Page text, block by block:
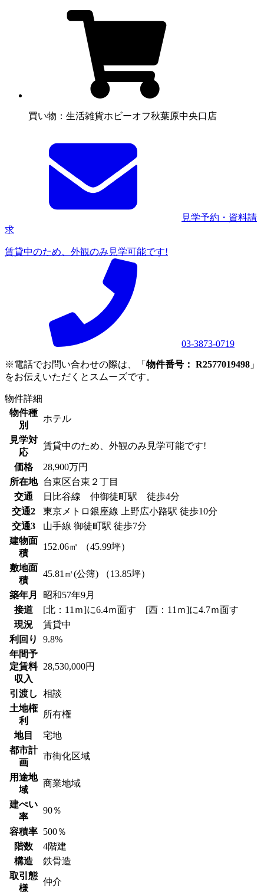
買い物：生活雑貨ホビーオフ秋葉原中央口店
見学予約・資料請
求
賃貸中のため、外観のみ見学可能です!
03-3873-0719
※電話でお問い合わせの際は、「 物件番号： R2577019498 」
をお伝えいただくとスムーズです。
物件詳細
物件種
別
ホテル
見学対
応
賃貸中のため、外観のみ見学可能です!
価格
28,900万円
所在地 台東区台東２丁目
交通
日比谷線 仲御徒町駅 徒歩4分
交通2
東京メトロ銀座線 上野広小路駅 徒歩10分
交通3
山手線 御徒町駅 徒歩7分
建物面
積
152.06㎡ （45.99坪）
敷地面
積
45.81㎡(公簿) （13.85坪）
築年月
昭和57年9月
接道
[北：11ｍ]に6.4ｍ面す [西：11ｍ]に4.7ｍ面す
現況
賃貸中
利回り
9.8%
年間予
定賃料
収入
28,530,000円
引渡し
相談
土地権
利
所有権
地目
宅地
都市計
画
市街化区域
用途地
域
商業地域
建ぺい
率
90％
容積率 500％
階数
4階建
構造
鉄骨造
取引態
様
仲介